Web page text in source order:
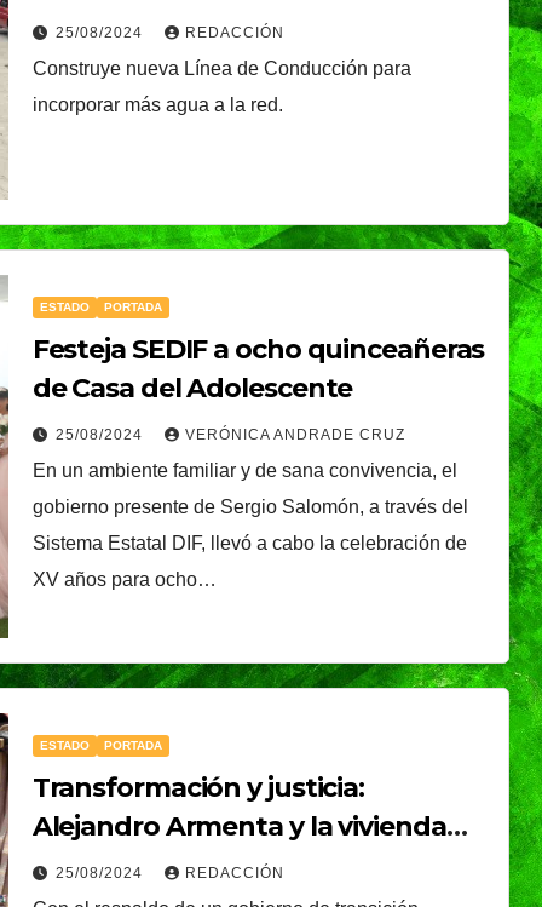
agua nueva para el sur de la
ciudad
25/08/2024 REDACCIÓN
Construye nueva Línea de Conducción para
incorporar más agua a la red.
ESTADO PORTADA
Festeja SEDIF a ocho quinceañeras
de Casa del Adolescente
25/08/2024 VERÓNICA ANDRADE CRUZ
En un ambiente familiar y de sana convivencia, el
gobierno presente de Sergio Salomón, a través del
Sistema Estatal DIF, llevó a cabo la celebración de
XV años para ocho…
ESTADO PORTADA
Transformación y justicia:
Alejandro Armenta y la vivienda
como derecho humano
25/08/2024 REDACCIÓN
el
que
TENDENCIA VIDA │ ESTILO
Oreo® y BTS lanzan
su edición limitada
CRUZ